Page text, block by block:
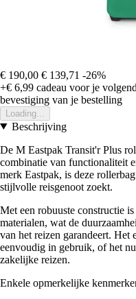
€ 190,00 € 139,71 -26%
+€ 6,99 cadeau voor je
bevestiging van je bestelling
Loading...
Beschrijving
De M Eastpak Transit'r Plus
combinatie van functionaliteit
merk Eastpak, is deze
stijlvolle reisgenoot zoekt.
Met een robuuste constructie
materialen, wat de
van het reizen garandeert. Het
eenvoudig in gebruik, of het
zakelijke reizen.
Enkele opmerkelijke